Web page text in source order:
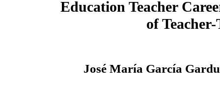
Education Teacher
of
José María García